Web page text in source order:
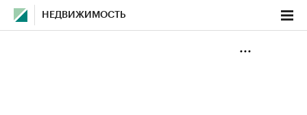
НЕДВИЖИМОСТЬ